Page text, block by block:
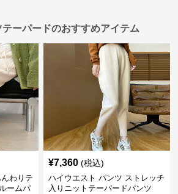
ーパードのおすすめアイテム
わりテ
ームパ
¥7,360 (税込)
ハイウエスト パンツ ストレッチ
入りニットテーパードパンツ